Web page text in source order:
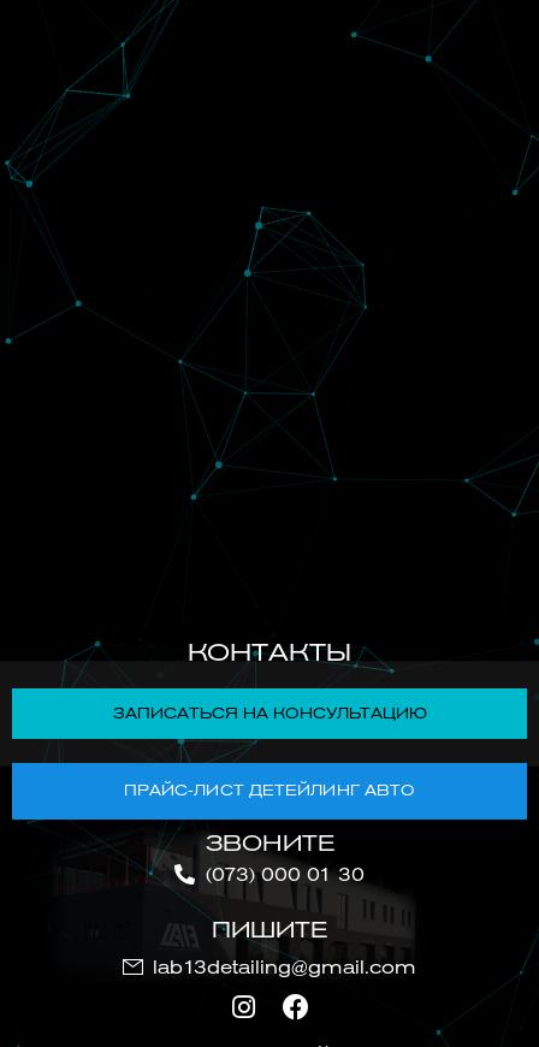
КОНТАКТЫ
ЗАПИСАТЬСЯ НА КОНСУЛЬТАЦИЮ
ПРАЙС-ЛИСТ ДЕТЕЙЛИНГ АВТО
ЗВОНИТЕ
(073) 000 01 30
ПИШИТЕ
lab13detailing@gmail.com